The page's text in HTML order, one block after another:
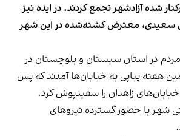
شده آزادشهر تجمع کردند. در ایذه نیز
سعیدی، معترض کشته‌شده در این شهر
در استان سیستان و بلوچستان در
هفته پیاپی به خیابان‌ها آمدند که پس
زاهدان را سفیدپوش کرد.
شهر با حضور گسترده نیروهای